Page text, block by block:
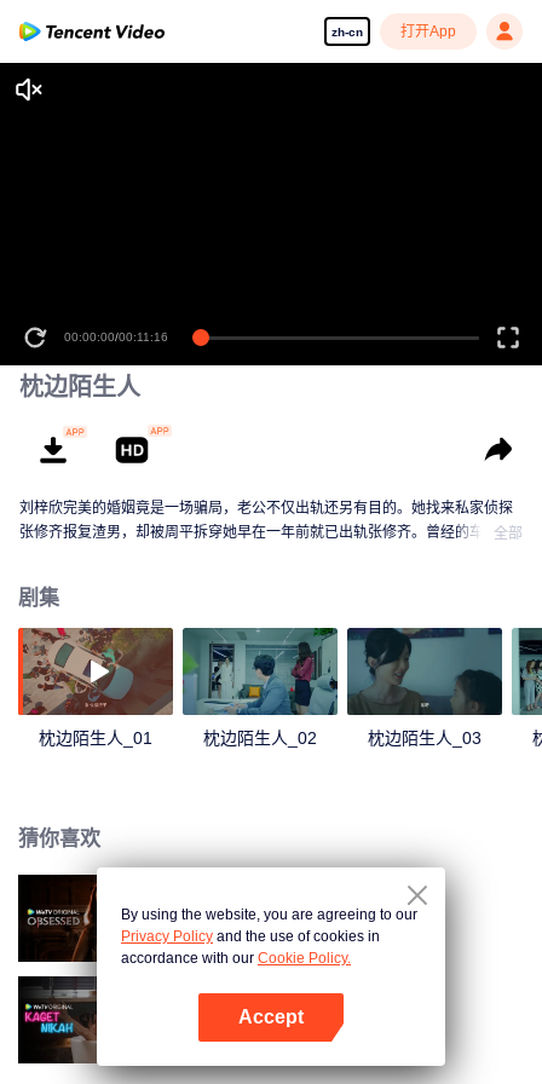
zh-cn 打开App
00:00:00/00:11:16
枕边陌生人
刘梓欣完美的婚姻竟是一场骗局，老公不仅出轨还另有目的。她找来私家侦探
张修齐报复渣男，却被周平拆穿她早在一年前就已出轨张修齐。曾经的车祸使
全部
剧集
枕边陌生人_01 枕边陌生人_02 枕边陌生人_03
猜你喜欢
沉溺
欢喜冤家
By using the website, you are agreeing to our
Privacy Policy and the use of cookies in
accordance with our Cookie Policy.
Accept